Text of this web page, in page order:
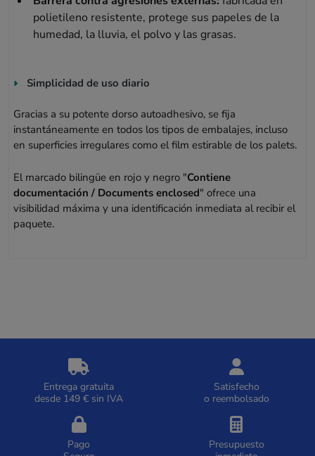
polietileno resistente, protege sus papeles de la
humedad, la lluvia, el polvo y las grasas.
Simplicidad de uso diario
Gracias a su potente dorso autoadhesivo, se fija
instantáneamente en todos los tipos de embalajes, incluso
en superficies irregulares como el film estirable de los palets.
El marcado bilingüe en rojo y negro "Contiene
documentación / Documents enclosed" ofrece una
visibilidad máxima y una identificación inmediata al recibir el
paquete.
Entrega gratuita
desde 149 € sin IVA
Satisfecho
o reembolsado
Pago
Presupuesto